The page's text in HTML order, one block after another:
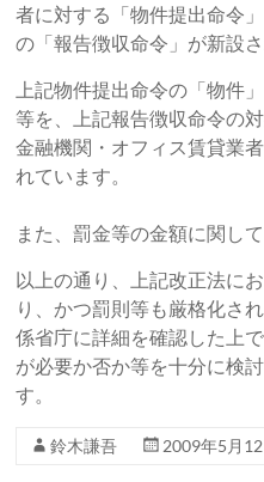
者に対する「物件提出命令
の「報告徴収命令」が新設さ
上記物件提出命令の「物件
等を、上記報告徴収命令の
金融機関・オフィス賃貸業
れています。
また、罰金等の金額に関し
以上の通り、上記改正法に
り、かつ罰則等も厳格化さ
係省庁に詳細を確認した上
が必要か否か等を十分に検
す。
鈴木謙吾 2009年5月12